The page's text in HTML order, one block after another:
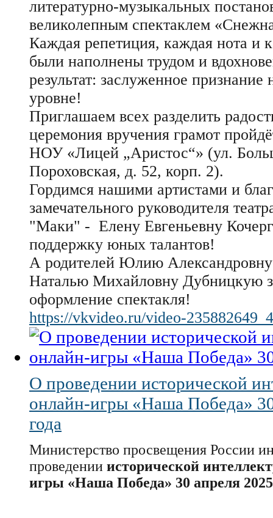
литературно‑музыкальных
великолепным спектаклем
Каждая репетиция, каждая нота и
были наполнены трудом и
результат: заслуженное
уровне!
Приглашаем всех разделить
церемония вручения грамот
НОУ «Лицей „Аристос“» (ул.
Пороховская, д. 52, корп. 2).
Гордимся нашими артистами и
замечательного руководителя
"Маки" - Елену Евгеньевну
поддержку юных талантов!
А родителей Юлию
Наталью Михайловну Дубницкую
оформление спектакля!
https://vkvideo.ru/video-
О проведении исторической
онлайн-игры «Наша Победа»
года
Министерство просвещения России
проведении исторической
игры «Наша Победа» 30 апреля 2025